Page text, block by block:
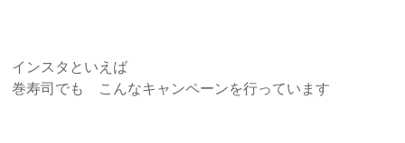
インスタといえば
巻寿司でも こんなキャンペーンを行っています